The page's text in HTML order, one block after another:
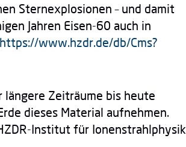
Sternexplosionen – und damit
Jahren Eisen-60 auch in
www.hzdr.de/db/Cms?
längere Zeiträume bis heute
dieses Material aufnehmen.
Institut für Ionenstrahlphysik